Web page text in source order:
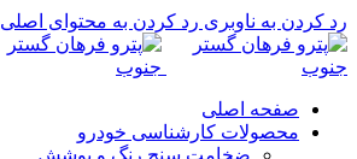
رد کردن به ناوبری رد کردن به محتوای اصلی
صفحه اصلی
محصولات کارشناسی خودرو
ضخامت سنج رنگ و پوشش